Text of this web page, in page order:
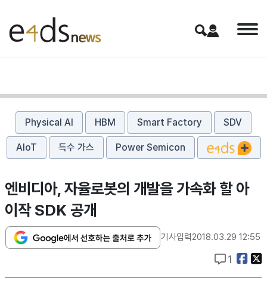
Physical AI HBM Smart Factory SDV
AIoT 특수 가스 Power Semicon
엔비디아, 자율로봇의 개발을 가속화 할 아
이작 SDK 공개
기사입력2018.03.29 12:55
1